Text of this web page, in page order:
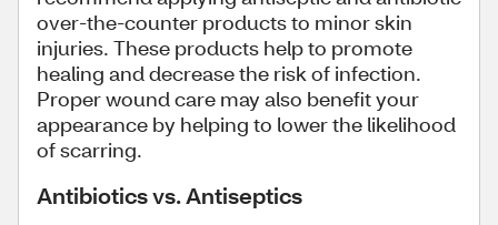
over-the-counter products to minor skin
injuries. These products help to promote
healing and decrease the risk of infection.
Proper wound care may also benefit your
appearance by helping to lower the likelihood
of scarring.
Antibiotics vs. Antiseptics